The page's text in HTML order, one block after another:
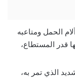
الحمل ومتاعبه
قدر المستطاع،
الذي تمر به،